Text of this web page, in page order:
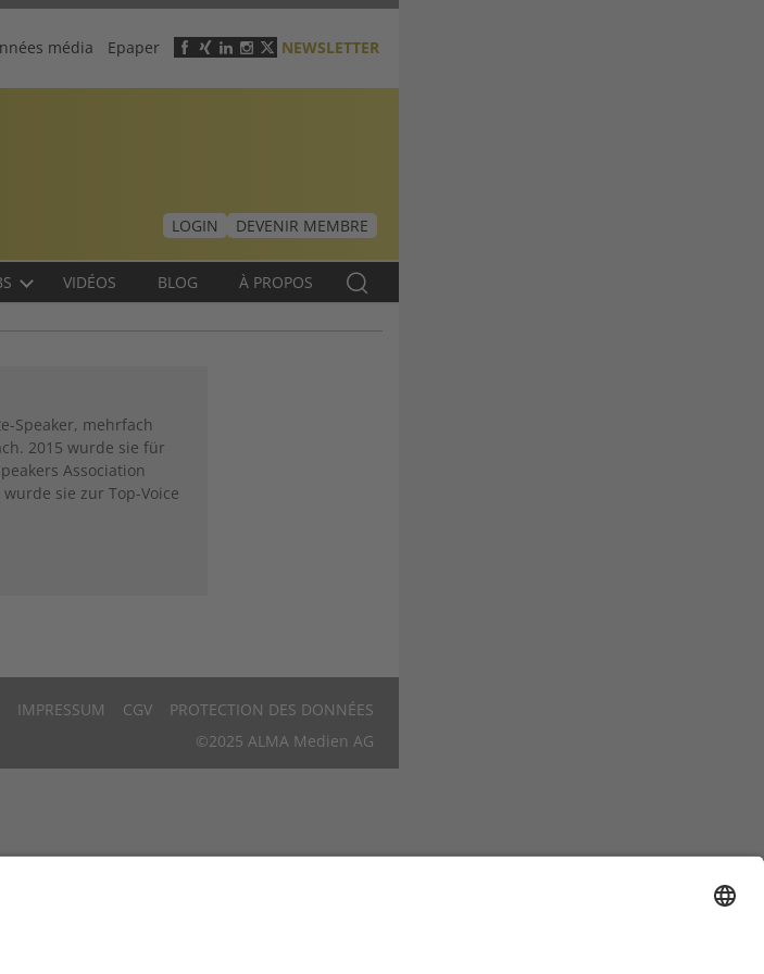
Header
menu
média Epaper NEWSLETTER
LOGIN
DEVENIR MEMBRE
VIDÉOS BLOG À PROPOS
Speaker, mehrfach
2015 wurde sie für
Association
sie zur Top-Voice
FR
IMPRESSUM CGV
PROTECTION DES DONNÉES
©2025 ALMA Medien AG